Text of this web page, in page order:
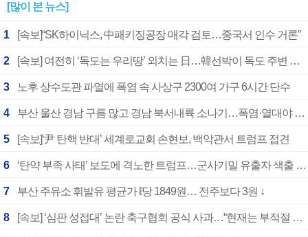
[많이 본 뉴스]
1 [속보]“SK하이닉스, 中패키징공장 매각 검토…중국서 인수 거론”
2 [속보] 여전히 ‘독도는 우리땅’ 외치는 日…韓선박이 독도 주변 해양조사 활동하자 반발
3 노후 상수도관 파열에 폭염 속 사상구 2300여 가구 6시간 단수
4 부산 울산 경남 구름 많고 경남 북서내륙 소나기…폭염·열대야 계속
5 [속보]‘尹 탄핵 반대’ 세계로교회 손현보, 백악관서 트럼프 접견
6 ‘탄약 부족 사태’ 보도에 격노한 트럼프…군사기밀 유출자 색출 지시
7 부산 주유소 휘발유 평균가 ℓ당 1849원… 전주보다 3원 ↓
8 [속보] ‘심판 성접대’ 논란 축구협회 공식 사과…“현재는 부적절 행위 없어”